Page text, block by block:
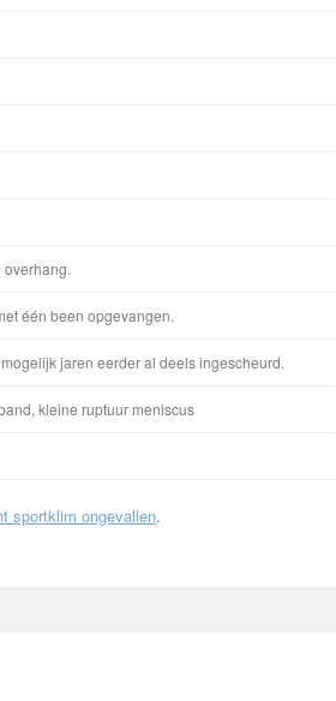
één been opgevangen.
jaren eerder al deels ingescheurd.
kleine ruptuur meniscus
sportklim ongevallen.